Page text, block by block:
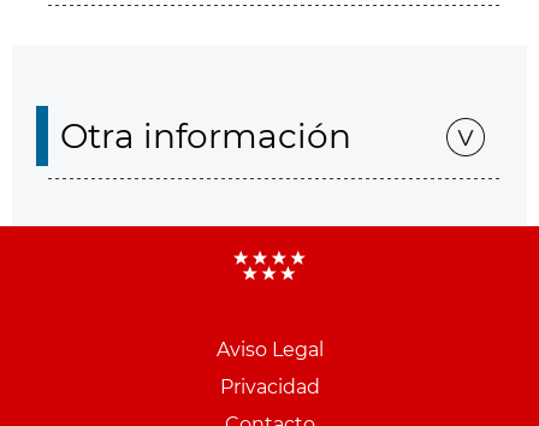
Otra información
Aviso Legal
Privacidad